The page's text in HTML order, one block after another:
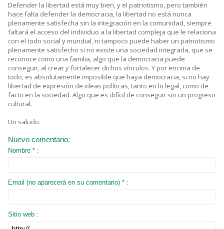
Defender la libertad está muy bien, y el patriotismo, pero también
hace falta defender la democracia, la libertad no está nunca
plenamente satisfecha sin la integración en la comunidad, siempre
faltará el acceso del individuo a la libertad compleja que le relaciona
con el todo social y mundial, ni tampoco puede haber un patriotismo
plenamente satisfecho si no existe una sociedad integrada, que se
reconoce como una familia, algo que la democracia puede
conseguir, al crear y fortalecer dichos vínculos. Y por encima de
todo, es absolutamente imposible que haya democracia, si no hay
libertad de expresión de ideas políticas, tanto en lo legal, como de
facto en la sociedad. Algo que es difícil de conseguir sin un progreso
cultural.
Un saludo.
Nuevo comentario:
Nombre * :
Email (no aparecerá en su comentario) * :
Sitio web :